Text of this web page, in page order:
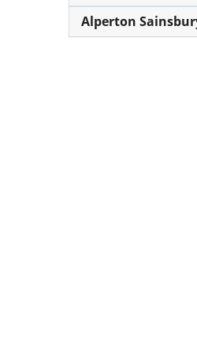
Alperton